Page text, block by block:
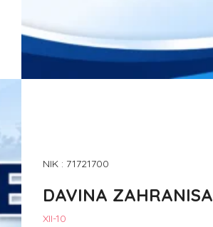
NIK : 71721700
DAVINA ZAHRANISA
XII-10